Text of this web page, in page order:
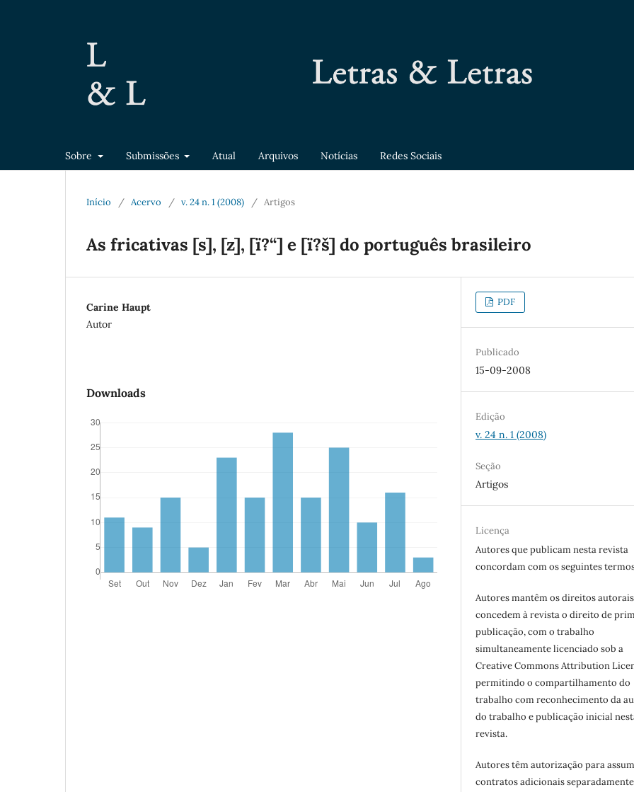
Sobre Submissões Atual Arquivos Notícias Redes Sociais
Início / Acervo / v. 24 n. 1 (2008) / Artigos
As fricativas [s], [z], [ï?“] e [ï?š] do português brasileiro
Carine Haupt
Autor
Downloads
PDF
Publicado
15-09-2008
Edição
v. 24 n. 1 (2008)
Seção
Artigos
Licença
Autores que publicam nesta revista
concordam com os seguintes
Autores mantêm os direitos
concedem à revista o direito de
publicação, com o trabalho
simultaneamente licenciado sob a
Creative Commons Attribution
permitindo o compartilhamento do
trabalho com reconhecimento da
do trabalho e publicação inicial
revista.
Autores têm autorização para
contratos adicionais